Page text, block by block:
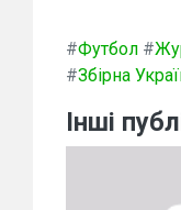
#Футбол #
#Збірна
Інші